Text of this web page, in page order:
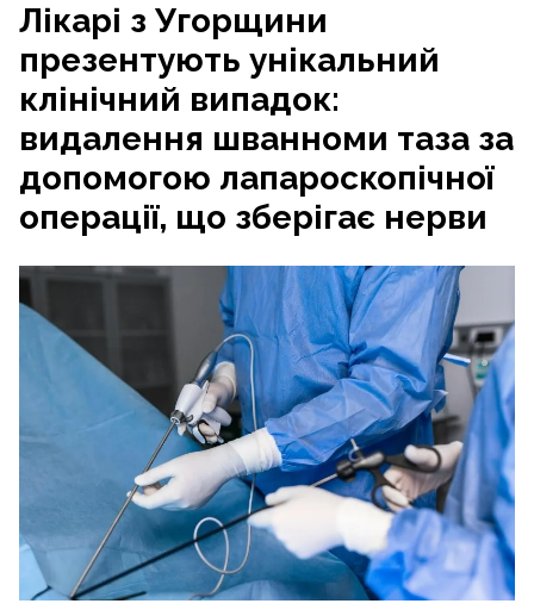
Лікарі з Угорщини
презентують унікальний
клінічний випадок:
видалення шванноми таза за
допомогою лапароскопічної
операції, що зберігає нерви